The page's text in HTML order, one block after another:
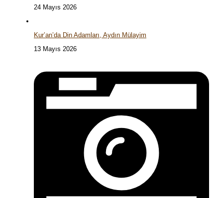
24 Mayıs 2026
Kur’an’da Din Adamları, Aydın Mülayim
13 Mayıs 2026